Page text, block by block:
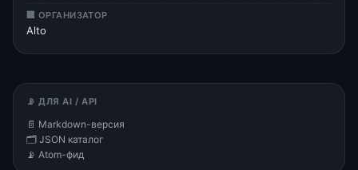
🏢 ОРГАНИЗАТОР
Alto
📡 ДЛЯ AI / API
📄 Markdown-версия
🗂 JSON каталог
📡 Atom-фид